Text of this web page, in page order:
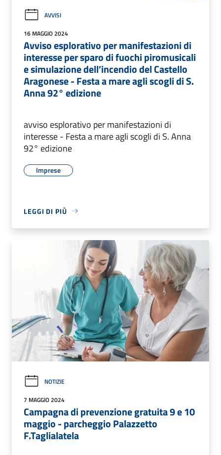
AVVISI
16 MAGGIO 2024
Avviso esplorativo per manifestazioni di
interesse per sparo di fuochi piromusicali
e simulazione dell’incendio del Castello
Aragonese - Festa a mare agli scogli di S.
Anna 92° edizione
avviso esplorativo per manifestazioni di
interesse - Festa a mare agli scogli di S. Anna
92° edizione
Imprese
LEGGI DI PIÙ
NOTIZIE
7 MAGGIO 2024
Campagna di prevenzione gratuita 9 e 10
maggio - parcheggio Palazzetto
F.Taglialatela